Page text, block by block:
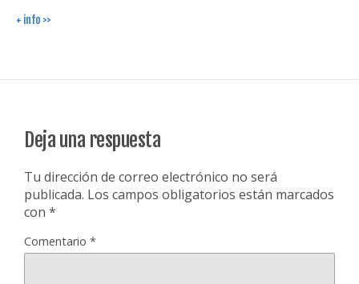
+ info >>
Deja una respuesta
Tu dirección de correo electrónico no será
publicada. Los campos obligatorios están marcados
con *
Comentario *